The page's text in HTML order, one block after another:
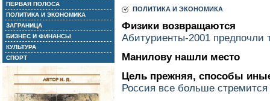
ПЕРВАЯ ПОЛОСА
ПОЛИТИКА И ЭКОНОМИКА
ЗАГРАНИЦА
БИЗНЕС И ФИНАНСЫ
КУЛЬТУРА
СПОРТ
ПОЛИТИКА И ЭКОНОМИКА
Физики возвращаются
Абитуриенты-2001 предпочли
Манилову нашли место
Цель прежняя, способы
Россия все больше